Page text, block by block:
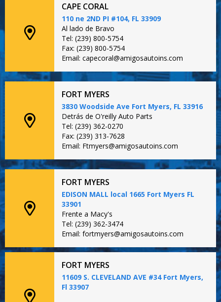
CAPE CORAL
110 ne 2ND PI #104, FL 33909
Al lado de Bravo
Tel: (239) 800-5754
Fax: (239) 800-5754
Email: capecoral@amigosautoins.com
FORT MYERS
3830 Woodside Ave Fort Myers, FL 33916
Detrás de O'reilly Auto Parts
Tel: (239) 362-0270
Fax: (239) 313-7628
Email: Ftmyers@amigosautoins.com
FORT MYERS
EDISON MALL local 1665 Fort Myers FL
33901
Frente a Macy's
Tel: (239) 362-3474
Email: fortmyers@amigosautoins.com
FORT MYERS
11609 S. CLEVELAND AVE #34 Fort Myers,
Fl 33907